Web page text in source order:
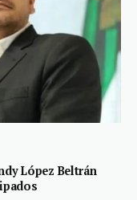
López Beltrán